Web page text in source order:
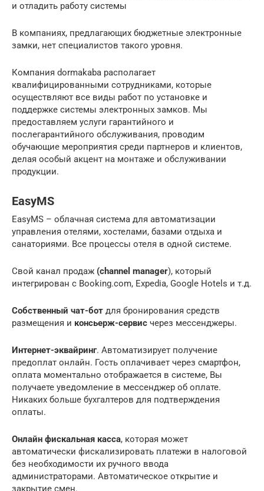
и отладить работу системы
В компаниях, предлагающих бюджетные электронные
замки, нет специалистов такого уровня.
Компания dormakaba располагает
квалифицированными сотрудниками, которые
осуществляют все виды работ по установке и
поддержке системы электронных замков. Мы
предоставляем услуги гарантийного и
послегарантийного обслуживания, проводим
обучающие мероприятия среди партнеров и клиентов,
делая особый акцент на монтаже и обслуживании
продукции.
EasyMS
EasyMS – облачная система для автоматизации
управления отелями, хостелами, базами отдыха и
санаториями. Все процессы отеля в одной системе.
Свой канал продаж (channel manager), который
интегрирован с Booking.com, Expedia, Google Hotels и т.д.
Собственный чат-бот для бронирования средств
размещения и консьерж-сервис через мессенджеры.
Интернет-эквайринг. Автоматизирует получение
предоплат онлайн. Гость оплачивает через смартфон,
оплата моментально отображается в системе, Вы
получаете уведомление в мессенджер об оплате.
Никаких больше бухгалтеров для подтверждения
оплаты.
Онлайн фискальная касса, которая может
автоматически фискализировать платежи в налоговой
без необходимости их ручного ввода
администраторами. Автоматическое открытие и
закрытие смен.